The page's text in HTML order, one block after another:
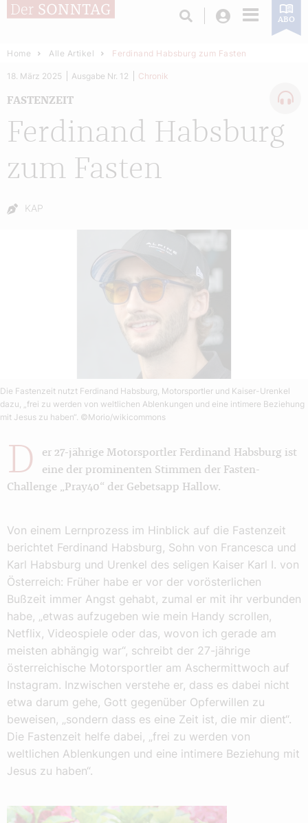
Login ABO
Home Alle Artikel Ferdinand Habsburg zum Fasten
Ferdinand Habsburg
zum Fasten
FASTENZEIT
18. März 2025 Ausgabe Nr. 12 Chronik
Autor:
KAP
Die Fastenzeit nutzt Ferdinand Habsburg, Motorsportler und Kaiser-Urenkel
dazu, „frei zu werden von weltlichen Ablenkungen und eine intimere Beziehung
mit Jesus zu haben“. ©Morio/wikicommons
D
er 27-jährige Motorsportler Ferdinand Habsburg ist
eine der prominenten Stimmen der Fasten-
Challenge „Pray40“ der Gebetsapp Hallow.
Von einem Lernprozess im Hinblick auf die Fastenzeit
berichtet Ferdinand Habsburg, Sohn von Francesca und
Karl Habsburg und Urenkel des seligen Kaiser Karl I. von
Österreich: Früher habe er vor der vorösterlichen
Bußzeit immer Angst gehabt, zumal er mit ihr verbunden
habe, „etwas aufzugeben wie mein Handy scrollen,
Netflix, Videospiele oder das, wovon ich gerade am
meisten abhängig war“, schreibt der 27-jährige
österreichische Motorsportler am Aschermittwoch auf
Instagram. Inzwischen verstehe er, dass es dabei nicht
etwa darum gehe, Gott gegenüber Opferwillen zu
beweisen, „sondern dass es eine Zeit ist, die mir dient“.
Die Fastenzeit helfe dabei, „frei zu werden von
weltlichen Ablenkungen und eine intimere Beziehung mit
Jesus zu haben“.